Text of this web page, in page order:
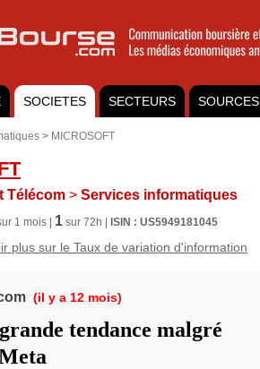
SOCIETES SECTEURS SOURCES
> MICROSOFT
Télécom > Services informatiques
1 mois | 1 sur 72h |
ISIN : US5949181045
plus sur le Taux de variation d'information
(il y a 12 mois)
tendance malgré